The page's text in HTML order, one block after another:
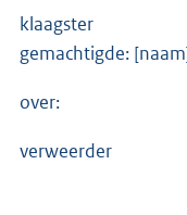
klaagster
gemachtigde:
over:
verweerder